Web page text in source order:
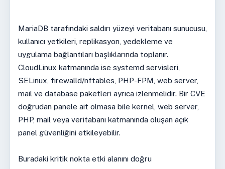
MariaDB tarafındaki saldırı yüzeyi veritabanı sunucusu,
kullanıcı yetkileri, replikasyon, yedekleme ve
uygulama bağlantıları başlıklarında toplanır.
CloudLinux katmanında ise systemd servisleri,
SELinux, firewalld/nftables, PHP-FPM, web server,
mail ve database paketleri ayrıca izlenmelidir. Bir CVE
doğrudan panele ait olmasa bile kernel, web server,
PHP, mail veya veritabanı katmanında oluşan açık
panel güvenliğini etkileyebilir.
Buradaki kritik nokta etki alanını doğru